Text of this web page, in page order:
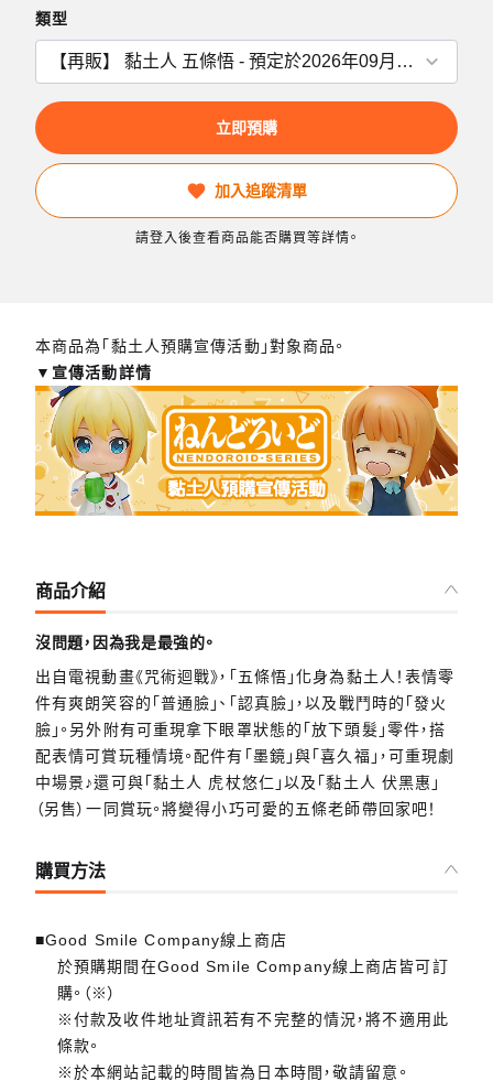
類型
立即預購
加入追蹤清單
請登入後查看商品能否購買等詳情。
本商品為「黏土人預購宣傳活動」對象商品。
▼宣傳活動詳情
商品介紹
沒問題，因為我是最強的。
出自電視動畫《咒術迴戰》，「五條悟」化身為黏土人！表情零
件有爽朗笑容的「普通臉」、「認真臉」，以及戰鬥時的「發火
臉」。另外附有可重現拿下眼罩狀態的「放下頭髮」零件，搭
配表情可賞玩種情境。配件有「墨鏡」與「喜久福」，可重現劇
中場景♪還可與「黏土人 虎杖悠仁」以及「黏土人 伏黑惠」
（另售）一同賞玩。將變得小巧可愛的五條老師帶回家吧！
購買方法
■Good Smile Company線上商店
於預購期間在Good Smile Company線上商店皆可訂
購。（※）
※付款及收件地址資訊若有不完整的情況，將不適用此
條款。
※於本網站記載的時間皆為日本時間，敬請留意。